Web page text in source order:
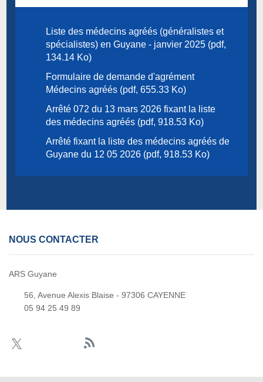
Liste des médecins agréés (généralistes et
spécialistes) en Guyane - janvier 2025 (pdf,
134.14 Ko)
Formulaire de demande d'agrément
Médecins agréés (pdf, 655.33 Ko)
Arrêté 072 du 13 mars 2026 fixant la liste
des médecins agréés (pdf, 918.53 Ko)
Arrêté fixant la liste des médecins agréés de
Guyane du 12 05 2026 (pdf, 918.53 Ko)
NOUS CONTACTER
ARS Guyane
56, Avenue Alexis Blaise - 97306 CAYENNE
05 94 25 49 89